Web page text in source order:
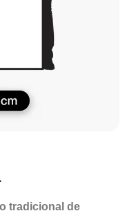
tradicional de